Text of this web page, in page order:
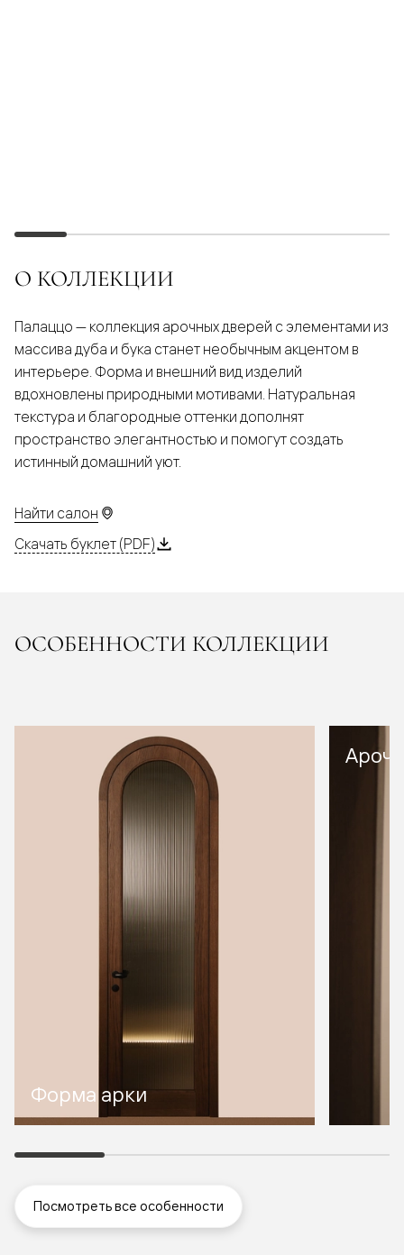
О КОЛЛЕКЦИИ
Палаццо — коллекция арочных дверей с элементами из
массива дуба и бука станет необычным акцентом в
интерьере. Форма и внешний вид изделий
вдохновлены природными мотивами. Натуральная
текстура и благородные оттенки дополнят
пространство элегантностью и помогут создать
истинный домашний уют.
Найти салон
Скачать буклет (PDF)
ОСОБЕННОСТИ КОЛЛЕКЦИИ
Форма арки
Посмотреть все особенности